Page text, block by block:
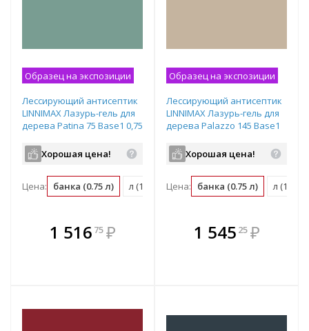
Образец на экспозиции
Лессирующий антисептик
LINNIMAX Лазурь-гель для
дерева Patina 75 Base1 0,75
Хорошая цена!
Цена: банка (0.75 л) л (1.33 банка) м2 (0.13 банка)
1 516 75 ₽
В комплекте
всегда выгоднее!
Образец на экспозиции
Лессирующий антисептик
LINNIMAX Лазурь-гель для
дерева Palazzo 145 Base1
Хорошая цена!
Цена: банка (0.75 л) л (1.33
В комплекте
всегда выгоднее!
1 545 25 ₽